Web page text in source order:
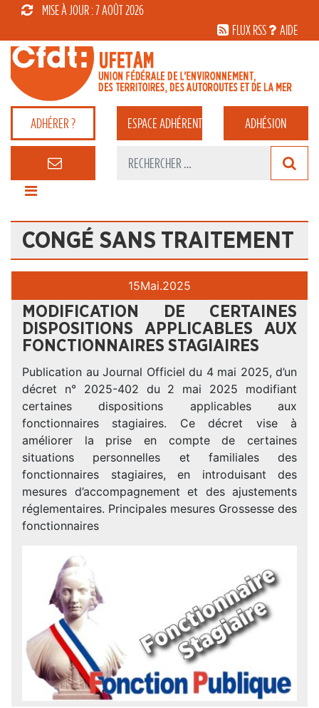
MISE À JOUR : 7 AOÛT 2026
FLUX RSS
AIDE
ADHÉRER ? ESPACEADHÉRENT ADHÉSION
CONGÉ SANS TRAITEMENT
15Mai.2025
MODIFICATION DE CERTAINES
DISPOSITIONS APPLICABLES AUX
FONCTIONNAIRES STAGIAIRES
Publication au Journal Officiel du 4 mai 2025, d’un
décret n° 2025-402 du 2 mai 2025 modifiant
certaines dispositions applicables aux
fonctionnaires stagiaires. Ce décret vise à
améliorer la prise en compte de certaines
situations personnelles et familiales des
fonctionnaires stagiaires, en introduisant des
mesures d’accompagnement et des ajustements
réglementaires. Principales mesures Grossesse des
fonctionnaires